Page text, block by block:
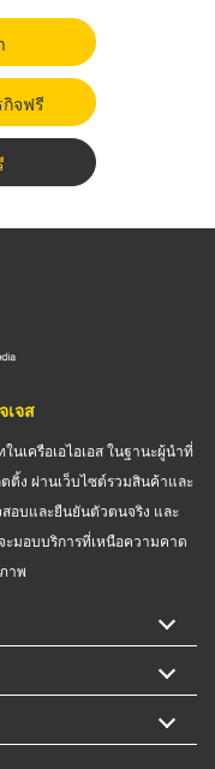
จฟรี
เจส
เครือเอไอเอส ในฐานะผู้นำที่
ง ผ่านเว็บไซต์รวมสินค้าและ
อบและยืนยันตัวตนจริง และ
ะมอบบริการที่เหนือความคาด
าพ